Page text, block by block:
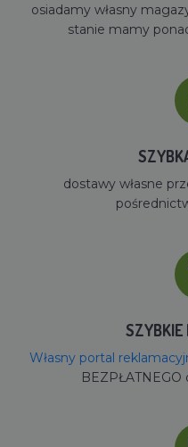
osiadamy własny
stanie mamy
dostawy własne
SZYBKIE
Własny portal